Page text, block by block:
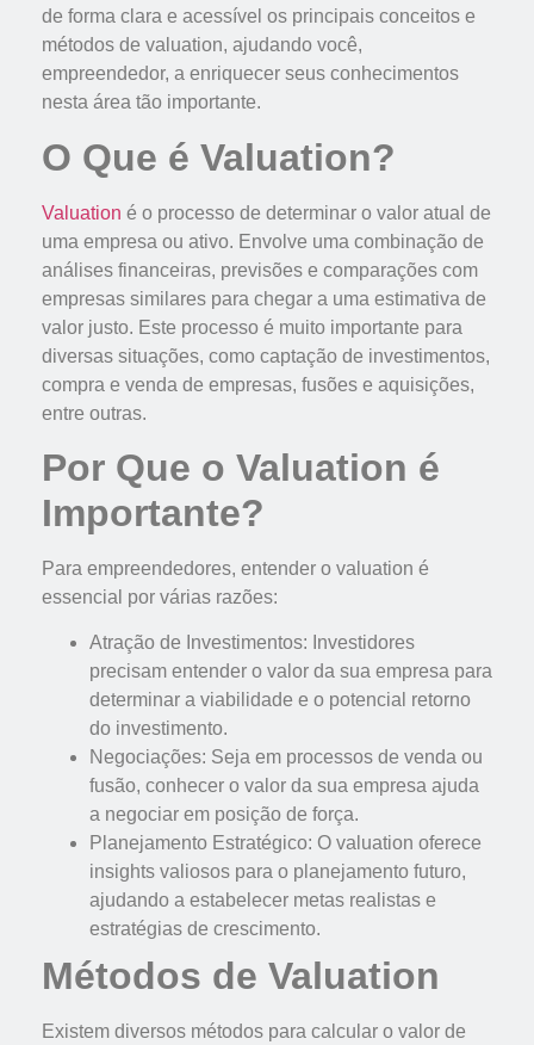
de forma clara e acessível os principais conceitos e
métodos de valuation, ajudando você,
empreendedor, a enriquecer seus conhecimentos
nesta área tão importante.
O Que é Valuation?
Valuation é o processo de determinar o valor atual de
uma empresa ou ativo. Envolve uma combinação de
análises financeiras, previsões e comparações com
empresas similares para chegar a uma estimativa de
valor justo. Este processo é muito importante para
diversas situações, como captação de investimentos,
compra e venda de empresas, fusões e aquisições,
entre outras.
Por Que o Valuation é
Importante?
Para empreendedores, entender o valuation é
essencial por várias razões:
Atração de Investimentos: Investidores
precisam entender o valor da sua empresa para
determinar a viabilidade e o potencial retorno
do investimento.
Negociações: Seja em processos de venda ou
fusão, conhecer o valor da sua empresa ajuda
a negociar em posição de força.
Planejamento Estratégico: O valuation oferece
insights valiosos para o planejamento futuro,
ajudando a estabelecer metas realistas e
estratégias de crescimento.
Métodos de Valuation
Existem diversos métodos para calcular o valor de